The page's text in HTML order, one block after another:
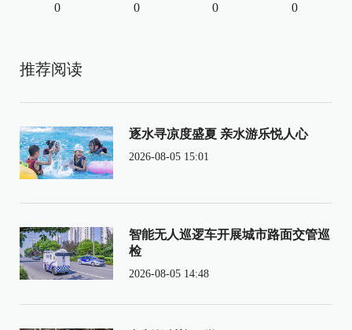
0 0 0 0
推荐阅读
逐水寻凉度盛夏 亲水游乐悦人心
2026-08-05 15:01
智能无人巡逻车开展城市路面交管巡
检
2026-08-05 14:48